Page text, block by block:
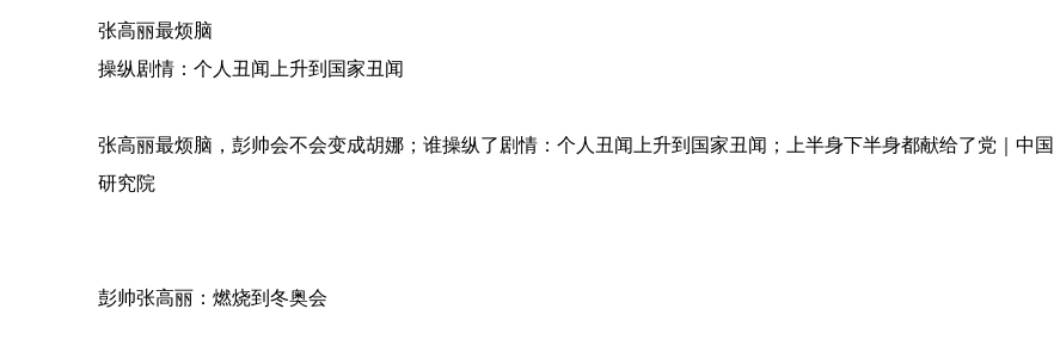
张高丽最烦脑
操纵剧情：个人丑闻上升到国家丑闻
张高丽最烦脑，彭帅会不会变成胡娜；谁操纵了剧情：个人丑闻上升到国家丑闻；上半身下半身都献给了党｜中国
研究院
彭帅张高丽：燃烧到冬奥会